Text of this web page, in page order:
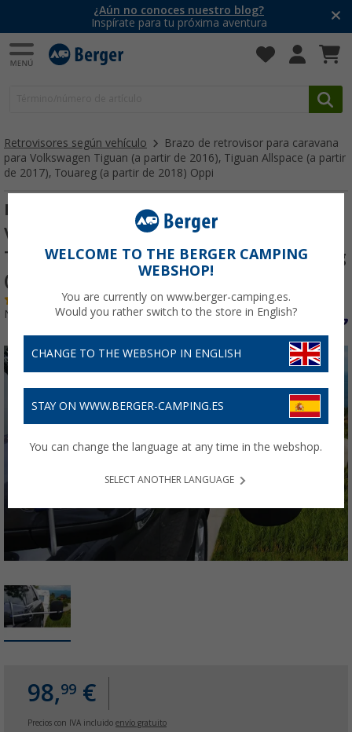
¿Aún no conoces nuestro blog?
Inspírate para tu próxima aventura
Retrovisores según vehículo
Brazo de retrovisor para caravana
para Volkswagen Tiguan (a partir de 2016), Tiguan Allspace (a partir
de 2017), Touareg (a partir de 2018) Oppi
Brazo de retrovisor para caravana para
Volkswagen Tiguan (a partir de 2016),
Tiguan Allspace (a partir de 2017), Touareg
(a partir de 2018) Oppi
(1)
Nº de artículo 263220
98,99 €
Precios con IVA incluido envío gratuito
WELCOME TO THE BERGER CAMPING
WEBSHOP!
You are currently on www.berger-camping.es.
Would you rather switch to the store in English?
CHANGE TO THE WEBSHOP IN ENGLISH
STAY ON WWW.BERGER-CAMPING.ES
You can change the language at any time in the webshop.
SELECT ANOTHER LANGUAGE